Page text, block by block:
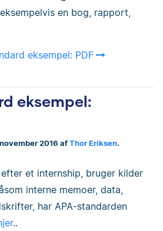
en bog, rapport,
eksempel: PDF
eksempel:
2016 af Thor Eriksen.
et internship, bruger kilder
interne memoer, data,
har APA-standarden
..